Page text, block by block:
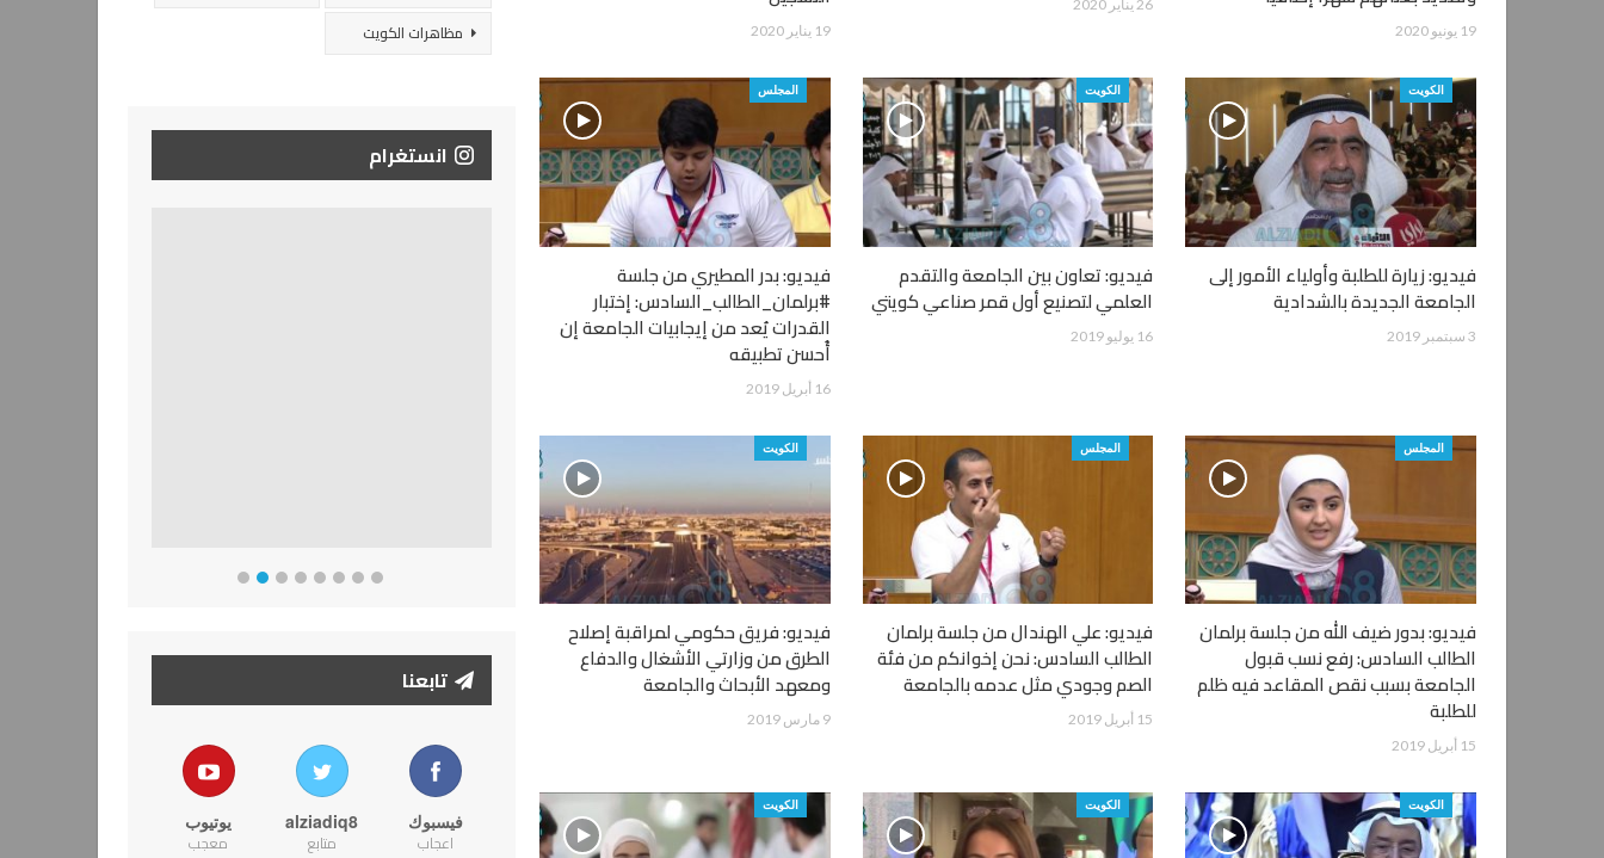
19 يونيو 2020
26 يناير 2020
19 يناير 2020
الكويت
فيديو: زيارة للطلبة وأولياء الأمور إلى
الجامعة الجديدة بالشدادية
3 سبتمبر 2019
الكويت
فيديو: تعاون بين الجامعة والتقدم
العلمي لتصنيع أول قمر صناعي كويتي
16 يوليو 2019
المجلس
فيديو: بدر المطيري من جلسة
#برلمان_الطالب_السادس: إختبار
القدرات يُعد من إيجابيات الجامعة إن
أُحسن تطبيقه
16 أبريل 2019
المجلس
فيديو: بدور ضيف الله من جلسة برلمان
الطالب السادس: رفع نسب قبول
الجامعة بسبب نقص المقاعد فيه ظلم
للطلبة
15 أبريل 2019
المجلس
فيديو: علي الهندال من جلسة برلمان
الطالب السادس: نحن إخوانكم من فئة
الصم وجودي مثل عدمه بالجامعة
15 أبريل 2019
الكويت
فيديو: فريق حكومي لمراقبة إصلاح
الطرق من وزارتي الأشغال والدفاع
ومعهد الأبحاث والجامعة
9 مارس 2019
الكويت الكويت الكويت
مظاهرات الكويت
انستغرام
تابعنا
فيسبوك
اعجاب
alziadiq8
متابع
يوتيوب
معجب